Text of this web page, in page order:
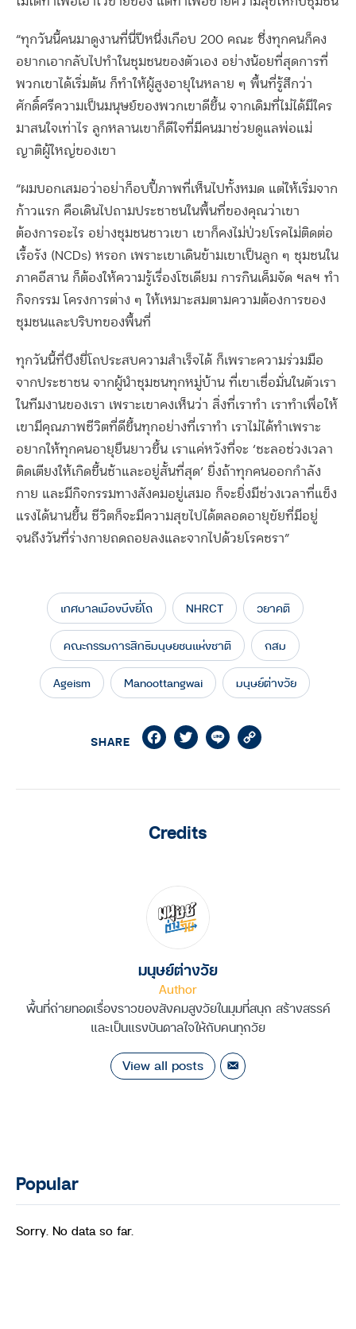
“ทุกวันนี้คนมาดูงานที่นี่ปีหนึ่งเกือบ 200 คณะ ซึ่งทุกคนก็คง
อยากเอากลับไปทำในชุมชนของตัวเอง อย่างน้อยที่สุดการที่
พวกเขาได้เริ่มต้น ก็ทำให้ผู้สูงอายุในหลาย ๆ พื้นที่รู้สึกว่า
ศักดิ์ศรีความเป็นมนุษย์ของพวกเขาดีขึ้น จากเดิมที่ไม่ได้มีใคร
มาสนใจเท่าไร ลูกหลานเขาก็ดีใจที่มีคนมาช่วยดูแลพ่อแม่
ญาติผู้ใหญ่ของเขา
“ผมบอกเสมอว่าอย่าก็อบปี้ภาพที่เห็นไปทั้งหมด แต่ให้เริ่มจาก
ก้าวแรก คือเดินไปถามประชาชนในพื้นที่ของคุณว่าเขา
ต้องการอะไร อย่างชุมชนชาวเขา เขาก็คงไม่ป่วยโรคไม่ติดต่อ
เรื้อรัง (NCDs) หรอก เพราะเขาเดินข้ามเขาเป็นลูก ๆ ชุมชนใน
ภาคอีสาน ก็ต้องให้ความรู้เรื่องโซเดียม การกินเค็มจัด ฯลฯ ทำ
กิจกรรม โครงการต่าง ๆ ให้เหมาะสมตามความต้องการของ
ชุมชนและบริบทของพื้นที่
ทุกวันนี้ที่บึงยี่โถประสบความสำเร็จได้ ก็เพราะความร่วมมือ
จากประชาชน จากผู้นำชุมชนทุกหมู่บ้าน ที่เขาเชื่อมั่นในตัวเรา
ในทีมงานของเรา เพราะเขาคงเห็นว่า สิ่งที่เราทำ เราทำเพื่อให้
เขามีคุณภาพชีวิตที่ดีขึ้นทุกอย่างที่เราทำ เราไม่ได้ทำเพราะ
อยากให้ทุกคนอายุยืนยาวขึ้น เราแค่หวังที่จะ ‘ชะลอช่วงเวลา
ติดเตียงให้เกิดขึ้นช้าและอยู่สั้นที่สุด’ ยิ่งถ้าทุกคนออกกำลัง
กาย และมีกิจกรรมทางสังคมอยู่เสมอ ก็จะยิ่งมีช่วงเวลาที่แข็ง
แรงได้นานขึ้น ชีวิตก็จะมีความสุขไปได้ตลอดอายุขัยที่มีอยู่
จนถึงวันที่ร่างกายถดถอยลงและจากไปด้วยโรคชรา”
เทศบาลเมืองบึงยี่โถ NHRCT วยาคติ
คณะกรรมการสิทธิมนุษยชนแห่งชาติ กสม
Ageism Manoottangwai มนุษย์ต่างวัย
SHARE FacebookTwitterLine
Credits
มนุษย์ต่างวัย
Author
พื้นที่ถ่ายทอดเรื่องราวของสังคมสูงวัยในมุมที่สนุก สร้างสรรค์
และเป็นแรงบันดาลใจให้กับคนทุกวัย
View all posts
Popular
Sorry. No data so far.